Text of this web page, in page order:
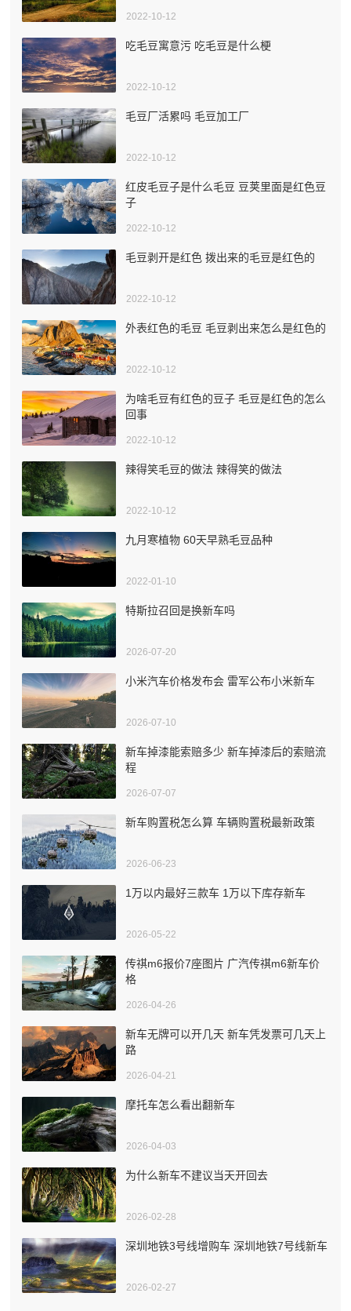
2022-10-12
吃毛豆寓意污 吃毛豆是什么梗
2022-10-12
毛豆厂活累吗 毛豆加工厂
2022-10-12
红皮毛豆子是什么毛豆 豆荚里面是红色豆
子
2022-10-12
毛豆剥开是红色 拨出来的毛豆是红色的
2022-10-12
外表红色的毛豆 毛豆剥出来怎么是红色的
2022-10-12
为啥毛豆有红色的豆子 毛豆是红色的怎么
回事
2022-10-12
辣得笑毛豆的做法 辣得笑的做法
2022-10-12
九月寒植物 60天早熟毛豆品种
2022-01-10
特斯拉召回是换新车吗
2026-07-20
小米汽车价格发布会 雷军公布小米新车
2026-07-10
新车掉漆能索赔多少 新车掉漆后的索赔流
程
2026-07-07
新车购置税怎么算 车辆购置税最新政策
2026-06-23
1万以内最好三款车 1万以下库存新车
2026-05-22
传祺m6报价7座图片 广汽传祺m6新车价
格
2026-04-26
新车无牌可以开几天 新车凭发票可几天上
路
2026-04-21
摩托车怎么看出翻新车
2026-04-03
为什么新车不建议当天开回去
2026-02-28
深圳地铁3号线增购车 深圳地铁7号线新车
2026-02-27